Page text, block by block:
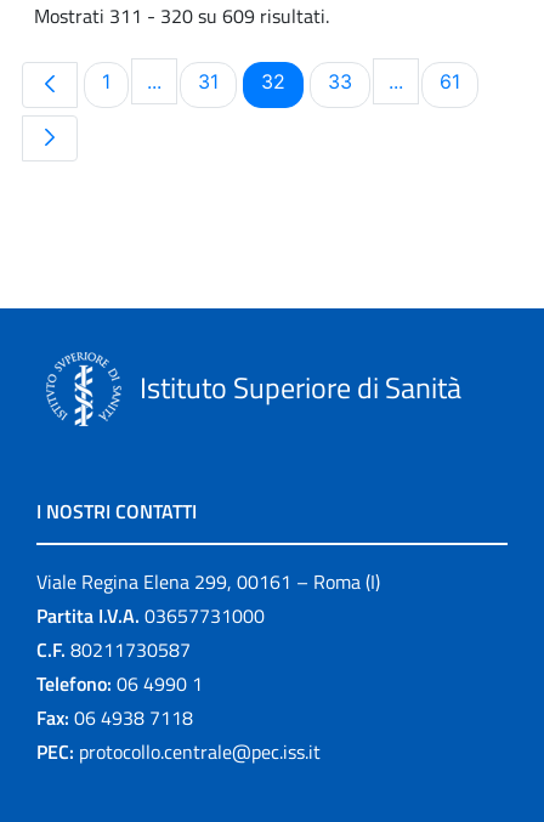
Mostrati 311 - 320 su 609 risultati.
Pagina
1 ...Pagine intermedie Use TAB to navigate.
Pagina
31 Pagina
32 Pagina
33 ...PaginePagina
61
Istituto Superiore di Sanità
I NOSTRI CONTATTI
Viale Regina Elena 299, 00161 – Roma (I)
Partita I.V.A. 03657731000
C.F. 80211730587
Telefono: 06 4990 1
Fax: 06 4938 7118
PEC: protocollo.centrale@pec.iss.it